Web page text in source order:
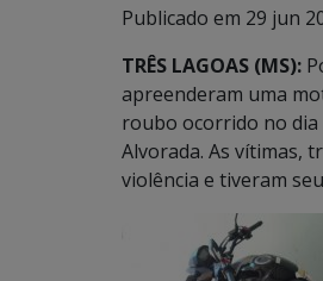
Publicado em 29 jun
TRÊS LAGOAS (MS):
apreenderam uma
roubo ocorrido no dia
Alvorada. As vítimas,
violência e tiveram